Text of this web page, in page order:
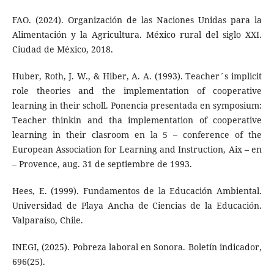
FAO. (2024). Organización de las Naciones Unidas para la
Alimentación y la Agricultura. México rural del siglo XXI.
Ciudad de México, 2018.
Huber, Roth, J. W., & Hiber, A. A. (1993). Teacher´s implicit
role theories and the implementation of cooperative
learning in their scholl. Ponencia presentada en symposium:
Teacher thinkin and tha implementation of cooperative
learning in their clasroom en la 5 – conference of the
European Association for Learning and Instruction, Aix – en
– Provence, aug. 31 de septiembre de 1993.
Hees, E. (1999). Fundamentos de la Educación Ambiental.
Universidad de Playa Ancha de Ciencias de la Educación.
Valparaíso, Chile.
INEGI, (2025). Pobreza laboral en Sonora. Boletín indicador,
696(25).